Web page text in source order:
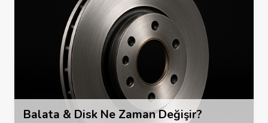
Balata & Disk Ne Zaman Değişir?